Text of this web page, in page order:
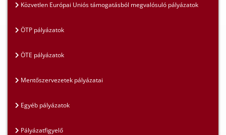
Közvetlen Európai Uniós támogatásból megvalósuló pályázatok
ÖTP pályázatok
ÖTE pályázatok
Mentőszervezetek pályázatai
Egyéb pályázatok
Pályázatfigyelő